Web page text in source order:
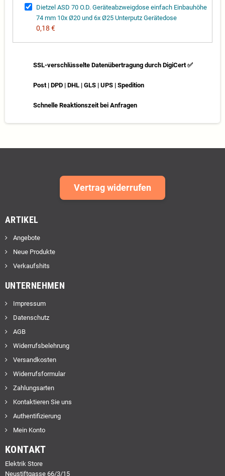
Dietzel ASD 70 O.D. Geräteabzweigdose einfach Einbauhöhe
74 mm 10x Ø20 und 6x Ø25 Unterputz Gerätedose
0,18 €
SSL-verschlüsselte Datenübertragung durch DigiCert ✅
Post | DPD | DHL | GLS | UPS | Spedition
Schnelle Reaktionszeit bei Anfragen
Vertrag widerrufen
ARTIKEL
Angebote
Neue Produkte
Verkaufshits
UNTERNEHMEN
Impressum
Datenschutz
AGB
Widerrufsbelehrung
Versandkosten
Widerrufsformular
Zahlungsarten
Kontaktieren Sie uns
Authentifizierung
Mein Konto
KONTAKT
Elektrik Store
Neustiftgasse 66/3/15